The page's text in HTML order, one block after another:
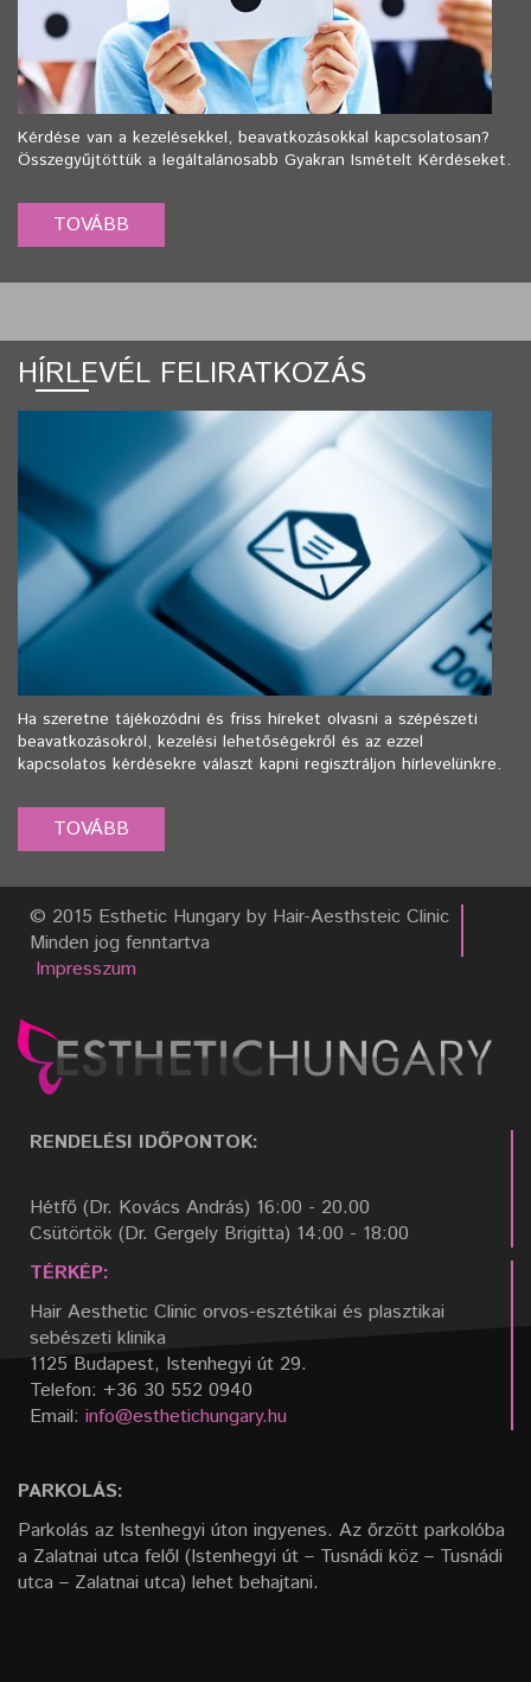
Kérdése van a kezelésekkel, beavatkozásokkal kapcsolatosan?
Összegyűjtöttük a legáltalánosabb Gyakran Ismételt Kérdéseket.
HÍRLEVÉL FELIRATKOZÁS
Ha szeretne tájékozódni és friss híreket olvasni a szépészeti
beavatkozásokról, kezelési lehetőségekről és az ezzel
kapcsolatos kérdésekre választ kapni regisztráljon hírlevelünkre.
© 2015 Esthetic Hungary by Hair-Aesthsteic Clinic
Minden jog fenntartva
Impresszum
RENDELÉSI IDŐPONTOK:
Hétfő (Dr. Kovács András) 16:00 - 20.00
Csütörtök (Dr. Gergely Brigitta) 14:00 - 18:00
TÉRKÉP:
Hair Aesthetic Clinic orvos-esztétikai és plasztikai
sebészeti klinika
1125 Budapest, Istenhegyi út 29.
Telefon: +36 30 552 0940
Email: info@esthetichungary.hu
PARKOLÁS:
Parkolás az Istenhegyi úton ingyenes. Az őrzött parkolóba
a Zalatnai utca felől (Istenhegyi út – Tusnádi köz – Tusnádi
utca – Zalatnai utca) lehet behajtani.